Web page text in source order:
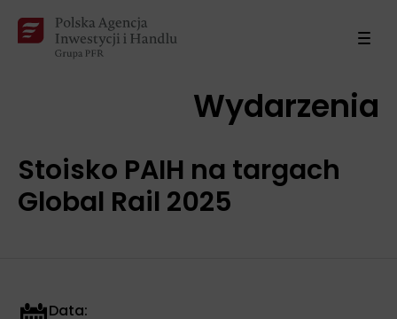
Wydarzenia
Stoisko PAIH na targach
Global Rail 2025
Data: